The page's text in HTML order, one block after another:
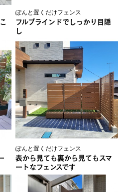
ぽんと置くだけフェンス
フルブラインドでしっかり目隠
し
ぽんと置くだけフェンス
表から見ても裏から見てもスマ
ートなフェンスです